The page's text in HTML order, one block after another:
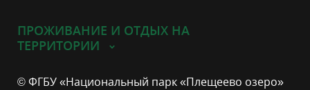
ПРОЖИВАНИЕ И ОТДЫХ НА
ТЕРРИТОРИИ
© ФГБУ «Национальный парк «Плещеево озеро»